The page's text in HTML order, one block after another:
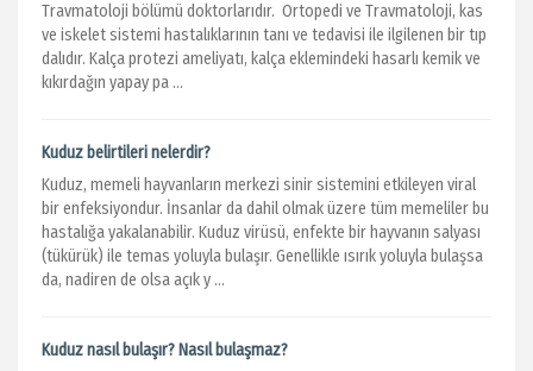
Travmatoloji bölümü doktorlarıdır. Ortopedi ve Travmatoloji, kas
ve iskelet sistemi hastalıklarının tanı ve tedavisi ile ilgilenen bir tıp
dalıdır. Kalça protezi ameliyatı, kalça eklemindeki hasarlı kemik ve
kıkırdağın yapay pa ...
Kuduz belirtileri nelerdir?
Kuduz, memeli hayvanların merkezi sinir sistemini etkileyen viral
bir enfeksiyondur. İnsanlar da dahil olmak üzere tüm memeliler bu
hastalığa yakalanabilir. Kuduz virüsü, enfekte bir hayvanın salyası
(tükürük) ile temas yoluyla bulaşır. Genellikle ısırık yoluyla bulaşsa
da, nadiren de olsa açık y ...
Kuduz nasıl bulaşır? Nasıl bulaşmaz?